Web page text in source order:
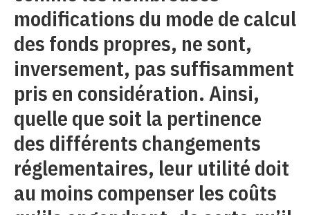
modifications du mode de calcul
des fonds propres, ne sont,
inversement, pas suffisamment
pris en considération. Ainsi,
quelle que soit la pertinence
des différents changements
réglementaires, leur utilité doit
au moins compenser les coûts